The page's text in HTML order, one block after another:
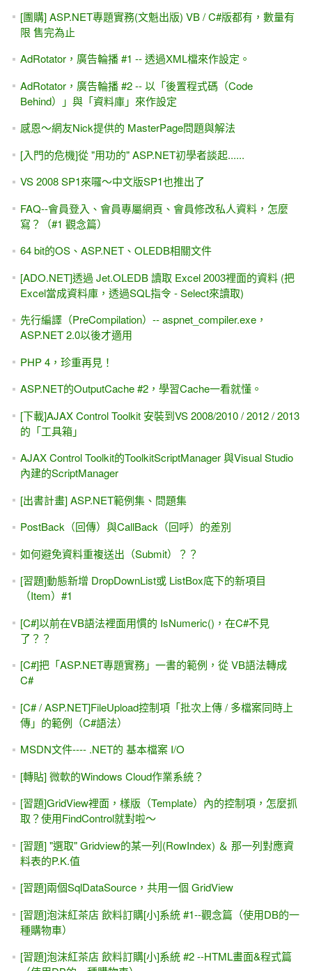
Day 2 - PostBack & AutoPostBack，第一天的回家作業
Day 1 - Visual Studio無痛入門 & 「防呆」與「驗證」
[VS 2017的改變] ASP.NET Core 1.1 & ADO.NET
[台北科大 分享會] Google Chart 網頁圖表產生器。
2017/03/01 (三) 19:30~21:00
[試讀 & SQL Injection #2 ] 從會員登入＆ SQL Injection範例，
討論教學的流程
[試讀 & SQL Injection #1 ] ASP.NET學習教材 (第二版)
[台北科大 分享會] VS2017 - 開源的ASP.NET Core &
ADO.NET。2017/03/29週三晚上19:30~21:00
2017 iT 邦幫忙鐵人賽 - ASP.NET (Web Form)快速入門，全
程Youtube影片教學
[YouTube影片]網頁初學者的小觀念 -- 前端？後端？有何不同
台中科技大學資管系 -- 從SOA到 Web Service / WCF
Service / WebAPI
C# 6.0 字串插值 (String Interpolation) 無法使用？ VS 2015 &
2017 啟用 C# 6 / VB 14
遠距教學 -- 板書？...... 寫字、塗鴉、畫圖，傳統教室的「黑
板」該怎麼取代？
[YouTube影片] 我的 GridView有「新增」功能
[MSDN範例]Strongly Typed 強型別 (類別檔)
[轉貼] 簡單易懂、範例實用的 ASP.NET Web Form教學網站
ASP.NET Button控制項的 PostBackUrl屬性，還會執行 Click
事件嗎？
Xamarin入門的第一個範例
ASP.NET Core & ADO.NET 入門 #2 -- 讀取appsettings.json
設定檔與參數的寫法（SqlCommand）
[勘誤表]深入探索 .NET資料存取：ADO.NET +
SqlDataSource+ LINQ (松崗)
ASP.NET Core & ADO.NET 入門 #1 -- 資料庫連結
（SqlConnection）
[YouTube影片] 如果程式「會動」就好，學那麼多屬性與方法
幹嘛？
[書本導讀] 深入探索 .NET資料存取：ADO.NET +
SqlDataSource+ LINQ (松崗)
[FAQ] ASP.NET錯誤訊息 -- 剖析器錯誤 (Parser Error)
[YouTube影片] 動態加入 ASP.NET 控制項 與 事件 /
Controls.Add()
[YouTube影片] GridView + DetailsView兩者的資料與"頁數"連
動
ADO.NET #4.1（改），自己設定畫面，讓SqlDataSource幫
我「刪除」一筆資料
iframe 與 Page指示詞 之 MaintainScrollPositionOnPostback
屬性